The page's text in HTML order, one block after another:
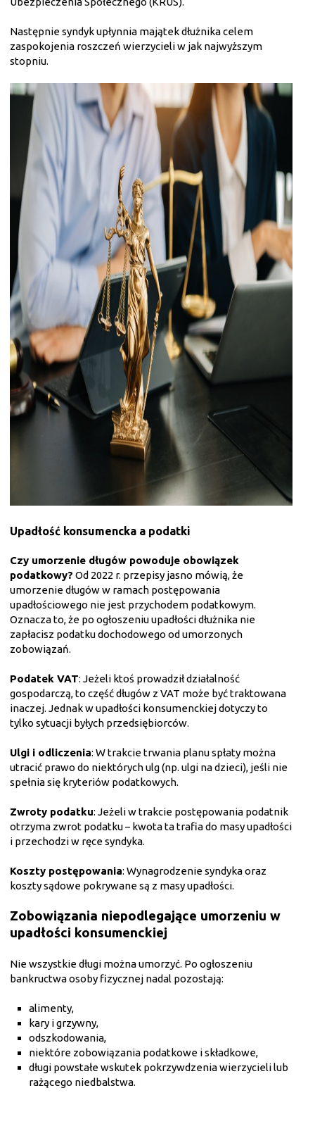
Następnie syndyk upłynnia majątek dłużnika celem
zaspokojenia roszczeń wierzycieli w jak najwyższym
stopniu.
Upadłość konsumencka a podatki
Czy umorzenie długów powoduje obowiązek
podatkowy? Od 2022 r. przepisy jasno mówią, że
umorzenie długów w ramach postępowania
upadłościowego nie jest przychodem podatkowym.
Oznacza to, że po ogłoszeniu upadłości dłużnika nie
zapłacisz podatku dochodowego od umorzonych
zobowiązań.
Podatek VAT: Jeżeli ktoś prowadził działalność
gospodarczą, to część długów z VAT może być traktowana
inaczej. Jednak w upadłości konsumenckiej dotyczy to
tylko sytuacji byłych przedsiębiorców.
Ulgi i odliczenia: W trakcie trwania planu spłaty można
utracić prawo do niektórych ulg (np. ulgi na dzieci), jeśli nie
spełnia się kryteriów podatkowych.
Zwroty podatku: Jeżeli w trakcie postępowania podatnik
otrzyma zwrot podatku – kwota ta trafia do masy upadłości
i przechodzi w ręce syndyka.
Koszty postępowania: Wynagrodzenie syndyka oraz
koszty sądowe pokrywane są z masy upadłości.
Zobowiązania niepodlegające umorzeniu w
upadłości konsumenckiej
Nie wszystkie długi można umorzyć. Po ogłoszeniu
bankructwa osoby fizycznej nadal pozostają:
alimenty,
kary i grzywny,
odszkodowania,
niektóre zobowiązania podatkowe i składkowe,
długi powstałe wskutek pokrzywdzenia wierzycieli lub
rażącego niedbalstwa.